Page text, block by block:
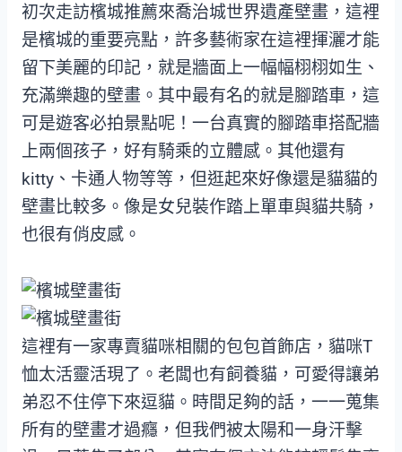
初次走訪檳城推薦來喬治城世界遺產壁畫，這裡
是檳城的重要亮點，許多藝術家在這裡揮灑才能
留下美麗的印記，就是牆面上一幅幅栩栩如生、
充滿樂趣的壁畫。其中最有名的就是腳踏車，這
可是遊客必拍景點呢！一台真實的腳踏車搭配牆
上兩個孩子，好有騎乘的立體感。其他還有
kitty、卡通人物等等，但逛起來好像還是貓貓的
壁畫比較多。像是女兒裝作踏上單車與貓共騎，
也很有俏皮感。
這裡有一家專賣貓咪相關的包包首飾店，貓咪T
恤太活靈活現了。老闆也有飼養貓，可愛得讓弟
弟忍不住停下來逗貓。時間足夠的話，一一蒐集
所有的壁畫才過癮，但我們被太陽和一身汗擊